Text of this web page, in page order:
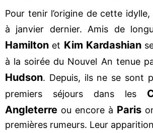
Pour tenir l’origine de cette
à janvier dernier. Amis de
Hamilton et Kim Kardashian
à la soirée du Nouvel An tenue
Hudson. Depuis, ils ne se sont
premiers séjours dans les
Angleterre ou encore à Paris
premières rumeurs. Leur